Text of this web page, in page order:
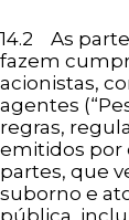
14.2 As
fazem
acionistas,
agentes
regras,
emitidos por
partes, que
suborno e
pública,